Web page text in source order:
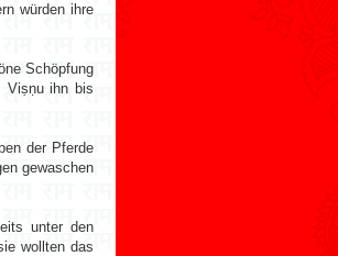
würden ihre
Schöpfung
Viṣṇu ihn bis
der Pferde
gewaschen
unter den
wollten das